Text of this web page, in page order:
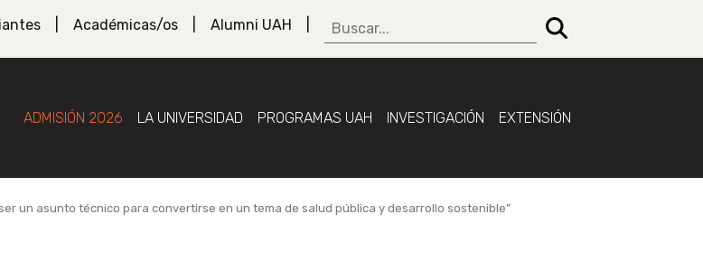
Académicas/os Alumni UAH
ADMISIÓN 2026 LA UNIVERSIDAD PROGRAMAS UAH INVESTIGACIÓN EXTENSIÓN
un asunto técnico para convertirse en un tema de salud pública y desarrollo sostenible”